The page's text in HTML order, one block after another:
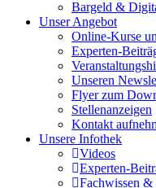
Bargeld &
Unser Angebot
Online-Kurse
Experten-
Unseren
Flyer zum
Stellenanzeigen
Kontakt
Unsere Infothek
Videos
Experten-
Fachwissen &